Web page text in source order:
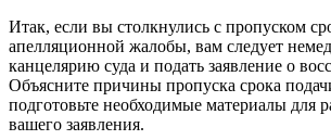
Итак, если вы столкнулись с пропуском
апелляционной жалобы, вам следует
канцелярию суда и подать заявление о
Объясните причины пропуска срока
подготовьте необходимые материалы для
вашего заявления.